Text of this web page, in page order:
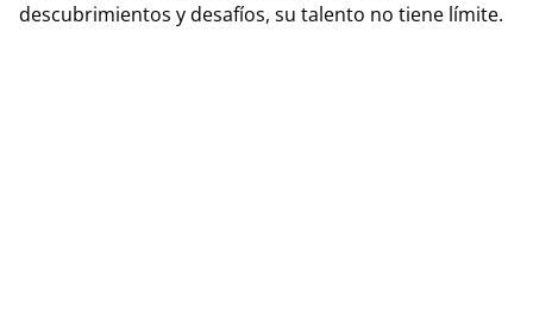
descubrimientos y desafíos, su talento no tiene límite.